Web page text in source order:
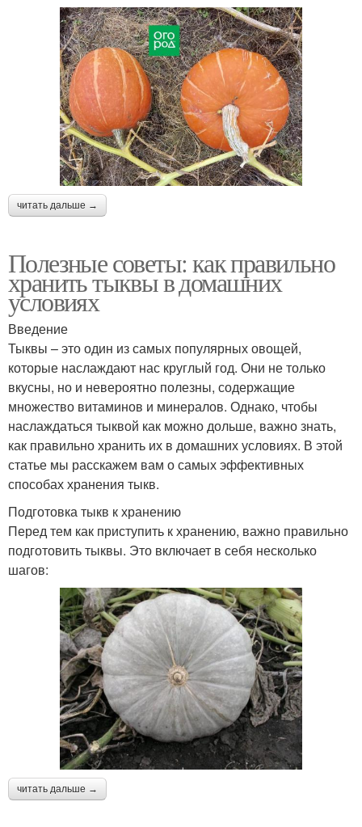
читать дальше →
Полезные советы: как правильно
хранить тыквы в домашних
условиях
Введение
Тыквы – это один из самых популярных овощей,
которые наслаждают нас круглый год. Они не только
вкусны, но и невероятно полезны, содержащие
множество витаминов и минералов. Однако, чтобы
наслаждаться тыквой как можно дольше, важно знать,
как правильно хранить их в домашних условиях. В этой
статье мы расскажем вам о самых эффективных
способах хранения тыкв.
Подготовка тыкв к хранению
Перед тем как приступить к хранению, важно правильно
подготовить тыквы. Это включает в себя несколько
шагов:
читать дальше →